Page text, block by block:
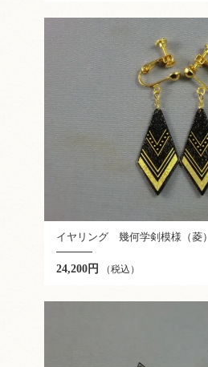
イヤリング 幾何学剣模様（菱）
24,200円 （税込）